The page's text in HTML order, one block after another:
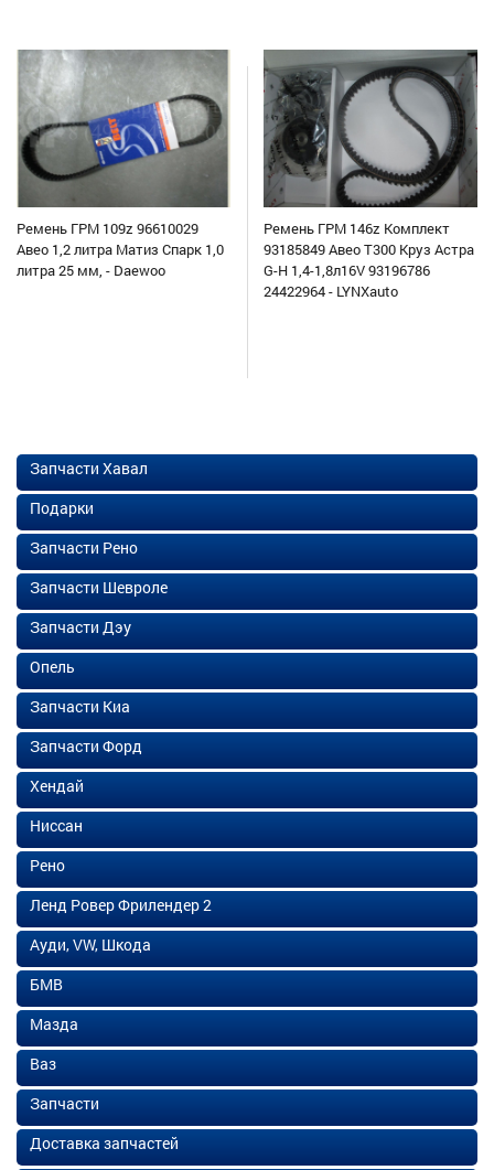
Ремень ГРМ 109z 96610029
Авео 1,2 литра Матиз Спарк 1,0
литра 25 мм, - Daewoo
Ремень ГРМ 146z Комплект
93185849 Авео Т300 Круз Астра
G-H 1,4-1,8л16V 93196786
24422964 - LYNXauto
Запчасти Хавал
Подарки
Запчасти Рено
Запчасти Шевроле
Запчасти Дэу
Опель
Запчасти Киа
Запчасти Форд
Хендай
Ниссан
Рено
Ленд Ровер Фрилендер 2
Ауди, VW, Шкода
БМВ
Мазда
Ваз
Запчасти
Доставка запчастей